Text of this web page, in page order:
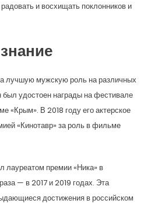
и восхищать поклонников и
лучшую мужскую роль на различных
удостоен награды на фестивале
«Крым». В 2018 году его актерское
«Кинотавр» за роль в фильме
лауреатом премии «Ника» в
— в 2017 и 2019 годах. Эта
достижения в российском